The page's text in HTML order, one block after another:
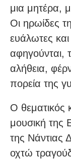
μια μητέρα,
Οι ηρωίδες
ευάλωτες
αφηγούνται,
αλήθεια,
πορεία της
Ο
μουσική της
της Νάντιας
οχτώ